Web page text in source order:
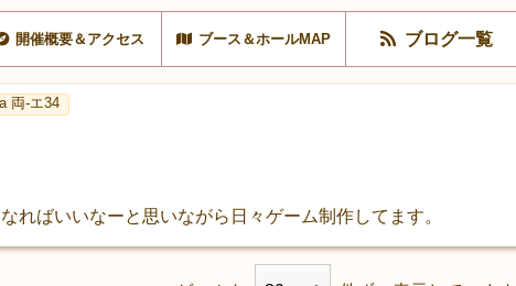
開催概要＆アクセス ブース＆ホールMAP ブログ一覧
両-エ34
ればいいなーと思いながら日々ゲーム制作してます。